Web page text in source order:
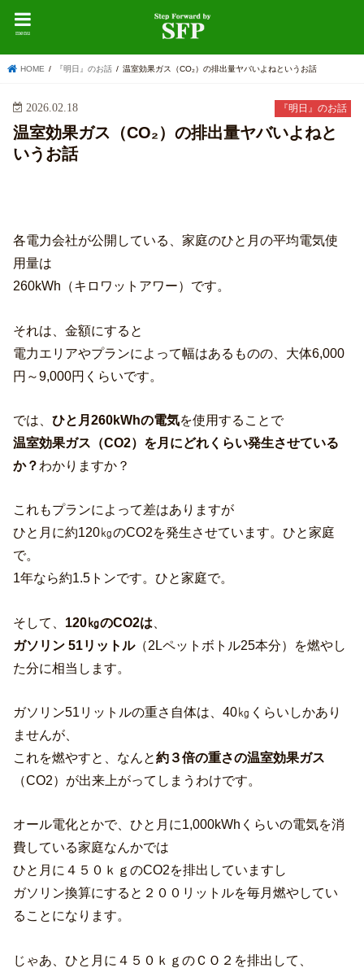
menu
HOME 『明日』のお話 温室効果ガス（CO₂）の排出量ヤバいよねというお話
『明日』のお話
2026.02.18
温室効果ガス（CO₂）の排出量ヤバいよねと
いうお話
各電力会社が公開している、家庭のひと月の平均電気使
用量は
260kWh（キロワットアワー）です。
それは、金額にすると
電力エリアやプランによって幅はあるものの、大体6,000
円～9,000円くらいです。
では、ひと月260kWhの電気を使用することで
温室効果ガス（CO2）を月にどれくらい発生させている
か？ わかりますか？
これもプランによって差はありますが
ひと月に約120㎏のCO2を発生させています。ひと家庭
で。
1年なら約1.5トンです。ひと家庭で。
そして、 120㎏のCO2は
ガソリン 51リットル（2Lペットボトル25本分）を燃やし
た分に相当します。
ガソリン51リットルの重さ自体は、40㎏くらいしかあり
ませんが、
これを燃やすと、なんと約３倍の重さの温室効果ガス
（CO2）が出来上がってしまうわけです。
オール電化とかで、ひと月に1,000kWhくらいの電気を消
費している家庭なんかでは
ひと月に４５０ｋｇのCO2を排出していますし
ガソリン換算にすると２００リットルを毎月燃やしてい
ることになります。
じゃあ、ひと月に４５０ｋｇのＣＯ２を排出して、